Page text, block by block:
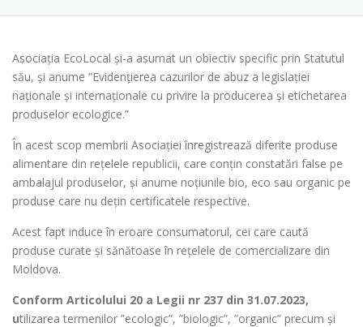
ALTE PROIECTE
ROMÂNĂ
Asociația EcoLocal și-a asumat un obiectiv specific prin Statutul
său, și anume ”Evidențierea cazurilor de abuz a legislației
naționale și internaționale cu privire la producerea și etichetarea
produselor ecologice.”
În acest scop membrii Asociației înregistrează diferite produse
alimentare din rețelele republicii, care conțin constatări false pe
ambalajul produselor, și anume noțiunile bio, eco sau organic pe
produse care nu dețin certificatele respective.
Acest fapt induce în eroare consumatorul, cei care caută
produse curate și sănătoase în rețelele de comercializare din
Moldova.
Conform Articolului 20 a Legii nr 237 din 31.07.2023,
utilizarea termenilor ”ecologic”, ”biologic”, ”organic” precum și